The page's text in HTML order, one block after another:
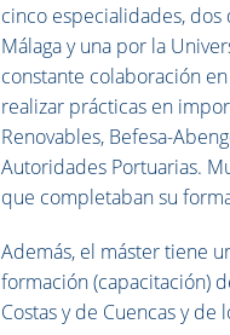
cinco especialidades,
Málaga y una por la
constante colaboración
realizar prácticas en
Renovables, Befesa-
Autoridades Portuarias.
que completaban su
Además, el máster tiene
formación (capacitación)
Costas y de Cuencas y